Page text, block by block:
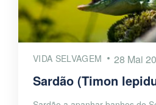
VIDA SELVAGEM 28 Mai
Sardão (Timon